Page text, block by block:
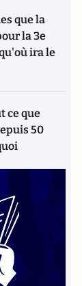
que la
la 3e
ira le
ce que
50